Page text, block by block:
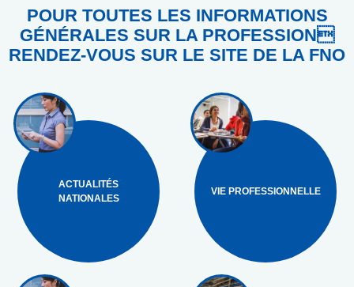
POUR TOUTES LES INFORMATIONS
GÉNÉRALES SUR LA PROFESSION
RENDEZ-VOUS SUR LE SITE DE LA FNO
ACTUALITÉS
NATIONALES
VIE PROFESSIONNELLE